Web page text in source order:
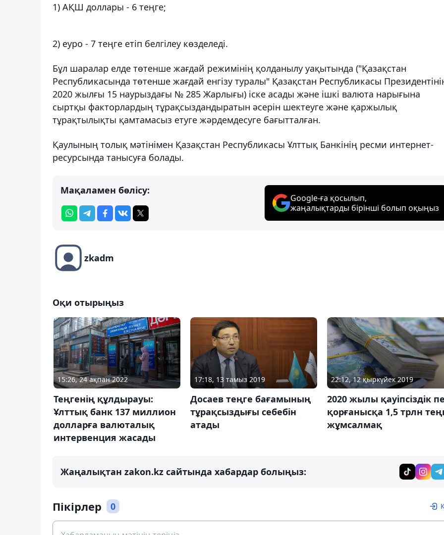
1) АҚШ доллары - 6 теңге;
2) еуро - 7 теңге етіп белгілеу көзделеді.
Бұл шаралар елде төтенше жағдай режимінің қолданылу уақытында ("Қазақстан
Республикасында төтенше жағдай енгізу туралы" Қазақстан Республикасы
2020 жылғы 15 наурыздағы № 285 Жарлығы) іске асады және ішкі валюта нарығына
сыртқы факторлардың тұрақсыздандыратын әсерін шектеуге және қаржылық
тұрақтылықты қамтамасыз етуге жәрдемдесуге бағытталған.
Қаулының толық мәтінімен Қазақстан Республикасы Ұлттық Банкінің ресми интернет-
ресурсында танысуға болады.
Мақаламен бөлісу:
Google-ға қосылып,
жаңалықтарды бірінші болып оқыңыз
zkadm
Оқи отырыңыз
15:26, 24 ақпан 2022
Теңгенің құлдырауы:
Ұлттық банк 137 миллион
долларға валюталық
интервенция жасады
17:18, 13 тамыз 2019
Досаев теңге бағамының
тұрақсыздығы себебін
атады
22:12, 12 қыркүйек 2019
2020 жылы қауіпсіздік
қорғанысқа 1,5 трлн
жұмсалмақ
Жаңалықтан zakon.kz сайтында хабардар болыңыз:
Пікірлер 0